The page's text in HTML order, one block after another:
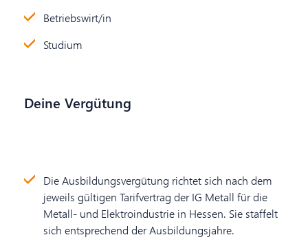
Betriebswirt/in
Studium
Deine Vergütung
Die Ausbildungsvergütung richtet sich nach dem
jeweils gültigen Tarifvertrag der IG Metall für die
Metall- und Elektroindustrie in Hessen. Sie staffelt
sich entsprechend der Ausbildungsjahre.